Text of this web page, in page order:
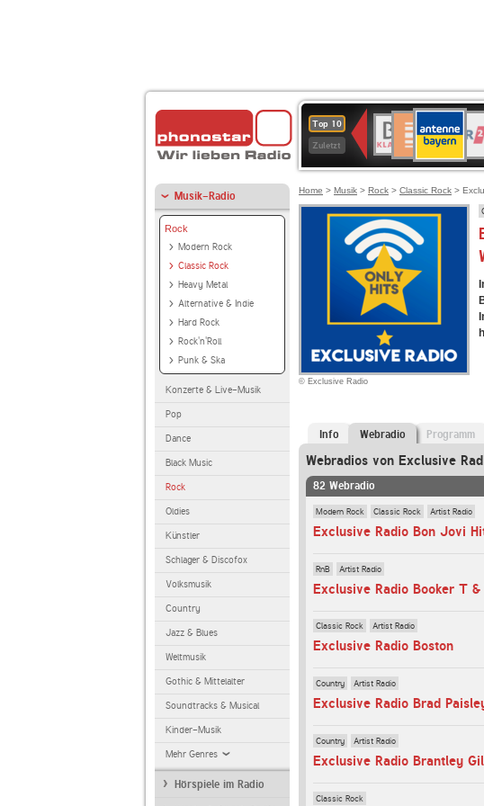
Top 10
Zuletzt
80er
90er
OLDIE
ANTENNE
SWR3
WDR
4
BR-
KLASSIK
Deutschlandfunk
KulturBAYERN
2
Kultur
NDR
2
Musik-Radio
Rock
Modern Rock
Classic Rock
Heavy Metal
Alternative & Indie
Hard Rock
Rock'n'Roll
Punk & Ska
Konzerte & Live-Musik
Pop
Dance
Black Music
Rock
Oldies
Künstler
Schlager & Discofox
Volksmusik
Country
Jazz & Blues
Weltmusik
Gothic & Mittelalter
Soundtracks & Musical
Kinder-Musik
Mehr Genres
Hörspiele im Radio
Home > Musik > Rock > Classic Rock >
© Exclusive Radio
Info Webradio Programm
Webradios von Exclusive
82 Webradio
Modern Rock Classic Rock Artist Radio
Exclusive Radio Bon Jovi
RnB Artist Radio
Exclusive Radio Booker T &
Classic Rock Artist Radio
Exclusive Radio Boston
Country Artist Radio
Exclusive Radio Brad
Country Artist Radio
Exclusive Radio Brantley
Classic Rock